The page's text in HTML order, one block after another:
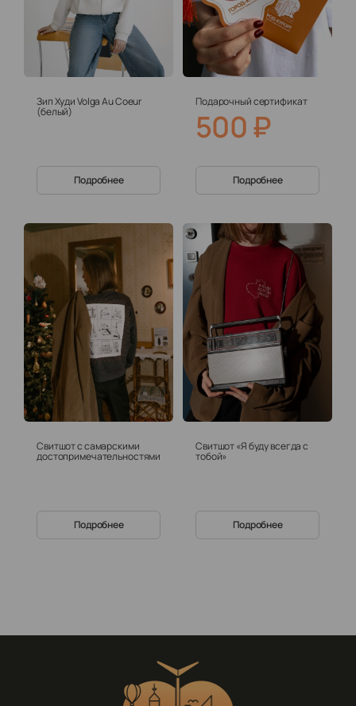
Зип Худи Volga Au Coeur
(белый)
Подробнее
Подарочный сертификат
500₽
Подробнее
Свитшот с самарскими
достопримечательностями
Подробнее
Свитшот «Я буду всегда с
тобой»
Подробнее